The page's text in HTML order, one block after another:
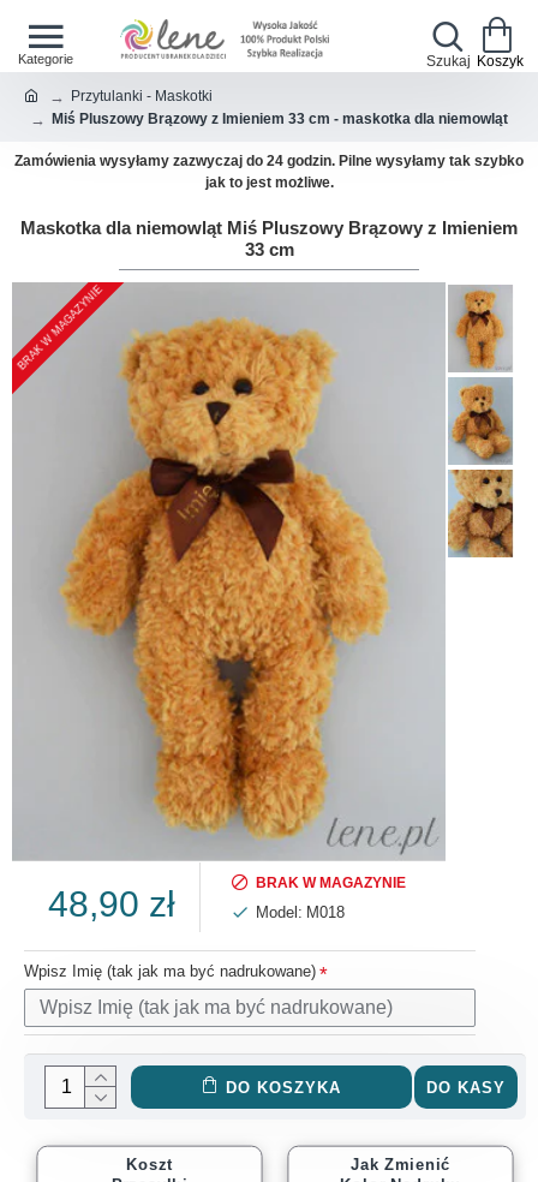
Przytulanki - Maskotki
Miś Pluszowy Brązowy z Imieniem 33 cm - maskotka dla niemowląt
Zamówienia wysyłamy zazwyczaj do 24 godzin. Pilne wysyłamy tak szybko
jak to jest możliwe.
Maskotka dla niemowląt Miś Pluszowy Brązowy z Imieniem
33 cm
BRAK W MAGAZYNIE
48,90 zł
BRAK W MAGAZYNIE
Model: M018
Wpisz Imię (tak jak ma być nadrukowane)
DO KOSZYKA DO KASY
Koszt Jak Zmienić